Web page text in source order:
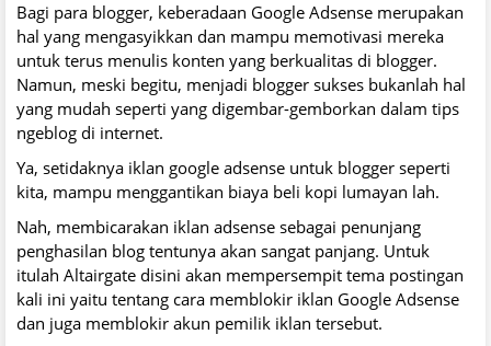
Bagi para blogger, keberadaan Google Adsense merupakan
hal yang mengasyikkan dan mampu memotivasi mereka
untuk terus menulis konten yang berkualitas di blogger.
Namun, meski begitu, menjadi blogger sukses bukanlah hal
yang mudah seperti yang digembar-gemborkan dalam tips
ngeblog di internet.
Ya, setidaknya iklan google adsense untuk blogger seperti
kita, mampu menggantikan biaya beli kopi lumayan lah.
Nah, membicarakan iklan adsense sebagai penunjang
penghasilan blog tentunya akan sangat panjang. Untuk
itulah Altairgate disini akan mempersempit tema postingan
kali ini yaitu tentang cara memblokir iklan Google Adsense
dan juga memblokir akun pemilik iklan tersebut.